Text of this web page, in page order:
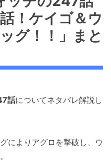
！ケイゴ＆ウ
グ！！」まと
話についてネタバレ解説し
によりアグロを撃破し、ウ